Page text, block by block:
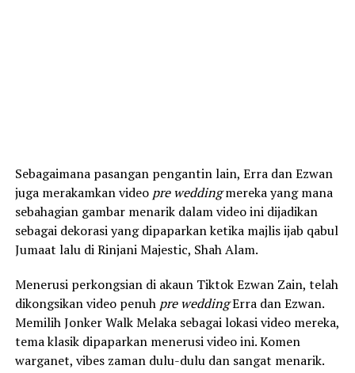
Sebagaimana pasangan pengantin lain, Erra dan Ezwan
juga merakamkan video pre weddingmereka yang mana
sebahagian gambar menarik dalam video ini dijadikan
sebagai dekorasi yang dipaparkan ketika majlis ijab qabul
Jumaat lalu di Rinjani Majestic, Shah Alam.
Menerusi perkongsian di akaun Tiktok Ezwan Zain, telah
dikongsikan video penuh pre weddingErra dan Ezwan.
Memilih Jonker Walk Melaka sebagai lokasi video mereka,
tema klasik dipaparkan menerusi video ini. Komen
warganet, vibes zaman dulu-dulu dan sangat menarik.